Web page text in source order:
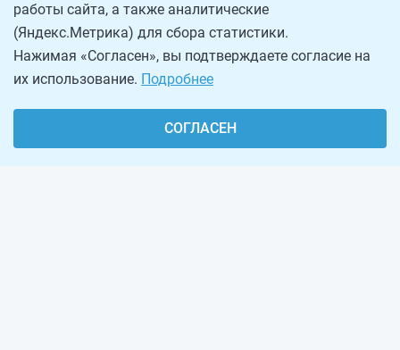
работы сайта, а также аналитические
(Яндекс.Метрика) для сбора статистики.
Нажимая «Согласен», вы подтверждаете согласие на
их использование. Подробнее
СОГЛАСЕН